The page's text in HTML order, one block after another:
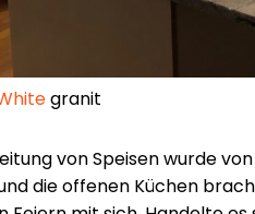
granit
von Speisen wurde
die offenen Küchen